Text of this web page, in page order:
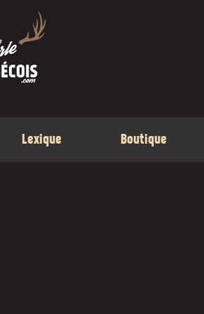
Lexique Boutique